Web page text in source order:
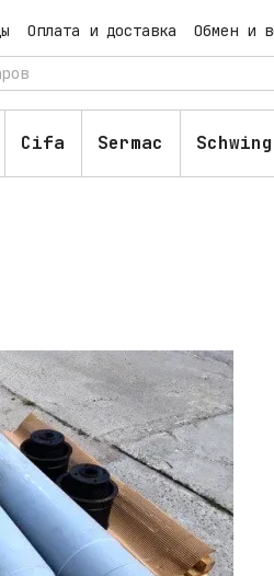
Оплата и доставка Обмен и
соглашение
Публичная
Cifa Sermac Schwing